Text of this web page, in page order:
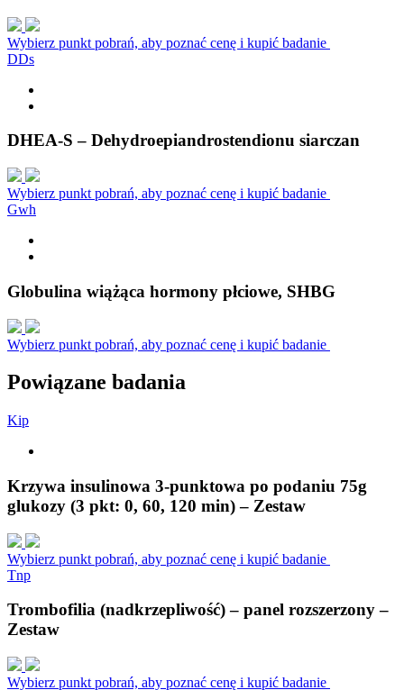
Wybierz punkt pobrań, aby poznać cenę i kupić badanie
DDs
DHEA-S – Dehydroepiandrostendionu siarczan
Wybierz punkt pobrań, aby poznać cenę i kupić badanie
Gwh
Globulina wiążąca hormony płciowe, SHBG
Wybierz punkt pobrań, aby poznać cenę i kupić badanie
Powiązane badania
Kip
Krzywa insulinowa 3-punktowa po podaniu 75g
glukozy (3 pkt: 0, 60, 120 min) – Zestaw
Wybierz punkt pobrań, aby poznać cenę i kupić badanie
Tnp
Trombofilia (nadkrzepliwość) – panel rozszerzony –
Zestaw
Wybierz punkt pobrań, aby poznać cenę i kupić badanie